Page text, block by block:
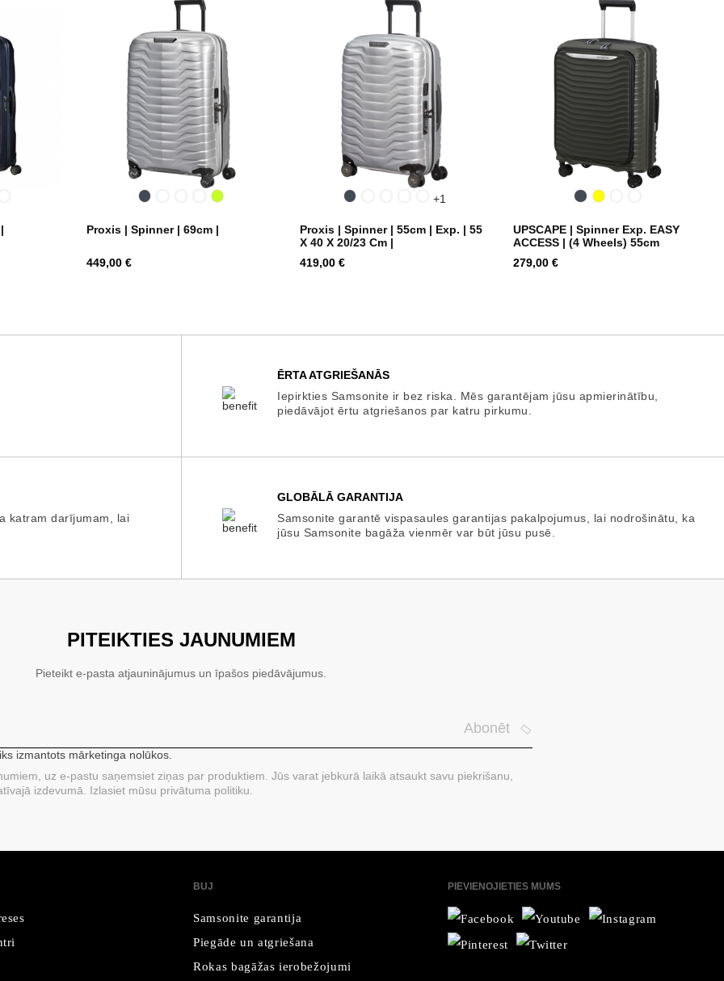
Melna
Honey
Matt Lime
Proxis | Spinner | 69cm |
Cena
449,00 €
Melna
HoneyMatt
Ivy
+1
Proxis | Spinner | 55cm | Exp. | 55
X 40 X 20/23 Cm |
Cena
419,00 €
MelnaYellow
UPSCAPE | Spinner Exp. EASY
ACCESS | (4 Wheels) 55cm
Cena
279,00 €
ĒRTA ATGRIEŠANĀS
Iepirkties Samsonite ir bez riska. Mēs garantējam jūsu apmierinātību,
piedāvājot ērtu atgriešanos par katru pirkumu.
katram darījumam, lai
GLOBĀLĀ GARANTIJA
Samsonite garantē vispasaules garantijas pakalpojumus, lai nodrošinātu, ka
jūsu Samsonite bagāža vienmēr var būt jūsu pusē.
PITEIKTIES JAUNUMIEM
Pieteikt e-pasta atjauninājumus un īpašos piedāvājumus.
Abonēt
izmantots mārketinga nolūkos.
uz e-pastu saņemsiet ziņas par produktiem. Jūs varat jebkurā laikā atsaukt savu piekrišanu,
izdevumā. Izlasiet mūsu privātuma politiku.
BUJ
Samsonite garantija
Piegāde un atgriešana
Rokas bagāžas ierobežojumi
PIEVIENOJIETIES MUMS